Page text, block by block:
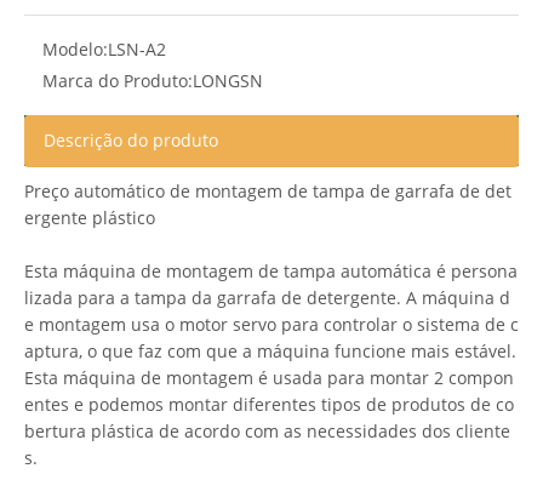
Modelo:LSN-A2
Marca do Produto:LONGSN
Descrição do produto
Preço automático de montagem de tampa de garrafa de det
ergente plástico
Esta máquina de montagem de tampa automática é persona
lizada para a tampa da garrafa de detergente. A máquina d
e montagem usa o motor servo para controlar o sistema de c
aptura, o que faz com que a máquina funcione mais estável.
Esta máquina de montagem é usada para montar 2 compon
entes e podemos montar diferentes tipos de produtos de co
bertura plástica de acordo com as necessidades dos cliente
s.